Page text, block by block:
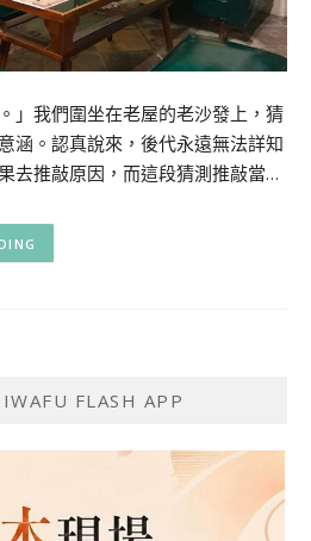
」我們圍坐在老屋的老沙發上，猜
涵。認真說來，後代永遠無法詳知
去推敲原因，而這段猜測推敲當…
FLASH APP